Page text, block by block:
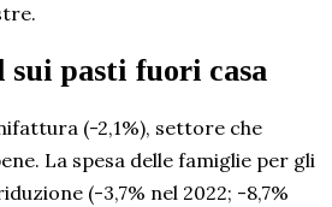
pasti fuori casa
(-2,1%), settore che
La spesa delle famiglie per gli
(-3,7% nel 2022; -8,7%